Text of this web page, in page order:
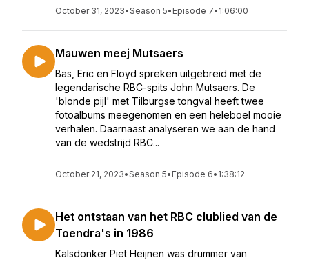
October 31, 2023•Season 5• Episode 7• 1:06:00
Mauwen meej Mutsaers
Bas, Eric en Floyd spreken uitgebreid met de
legendarische RBC-spits John Mutsaers. De
'blonde pijl' met Tilburgse tongval heeft twee
fotoalbums meegenomen en een heleboel mooie
verhalen. Daarnaast analyseren we aan de hand
van de wedstrijd RBC...
October 21, 2023•Season 5• Episode 6• 1:38:12
Het ontstaan van het RBC clublied van de
Toendra's in 1986
Kalsdonker Piet Heijnen was drummer van